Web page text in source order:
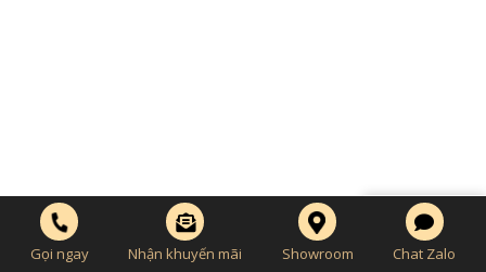
Gọi ngay Nhận khuyến mãi Showroom Chat Zalo
Thu nhỏ